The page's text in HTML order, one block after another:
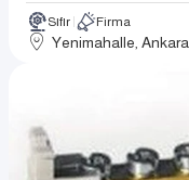
Sıfır Firma
Yenimahalle, Ankara